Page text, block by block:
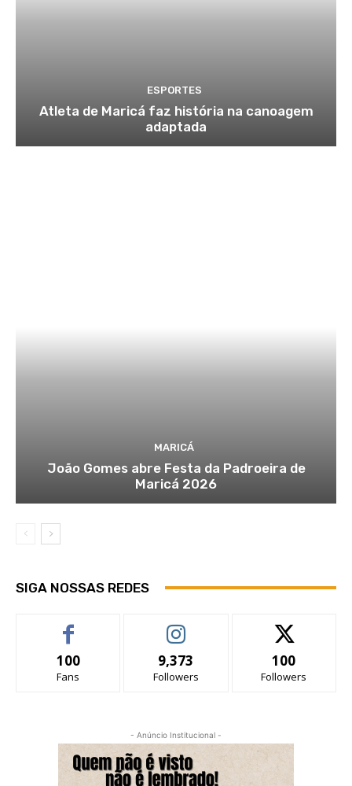
ESPORTES
Atleta de Maricá faz história na canoagem
adaptada
MARICÁ
João Gomes abre Festa da Padroeira de
Maricá 2026
SIGA NOSSAS REDES
100
Fans
9,373
Followers
100
Followers
- Anúncio Institucional -